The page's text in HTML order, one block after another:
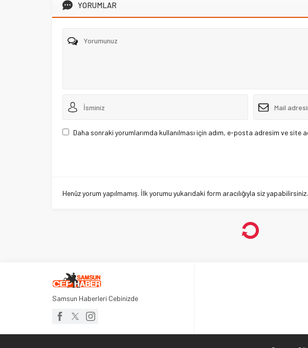
YORUMLAR
Daha sonraki yorumlarımda kullanılması için adım, e-posta adresim ve site
Henüz yorum yapılmamış. İlk yorumu yukarıdaki form aracılığıyla siz yapabilirsiniz.
Samsun Haberleri Cebinizde